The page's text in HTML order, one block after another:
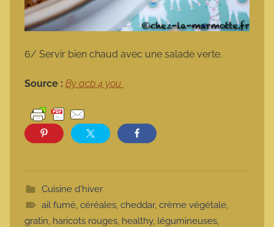
6/ Servir bien chaud avec une salade verte.
Source : By acb 4 you
Cuisine d'hiver
ail fumé, céréales, cheddar, crème végétale,
gratin, haricots rouges, healthy, légumineuses,